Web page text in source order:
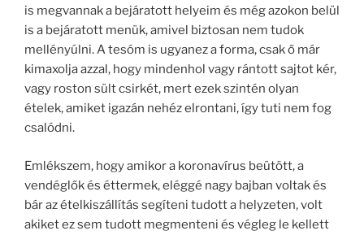
is megvannak a bejáratott helyeim és még azokon belül
is a bejáratott menük, amivel biztosan nem tudok
mellényúlni. A tesóm is ugyanez a forma, csak ő már
kimaxolja azzal, hogy mindenhol vagy rántott sajtot kér,
vagy roston sült csirkét, mert ezek szintén olyan
ételek, amiket igazán nehéz elrontani, így tuti nem fog
csalódni.
Emlékszem, hogy amikor a koronavírus beütött, a
vendéglők és éttermek, eléggé nagy bajban voltak és
bár az ételkiszállítás segíteni tudott a helyzeten, volt
akiket ez sem tudott megmenteni és végleg le kellett